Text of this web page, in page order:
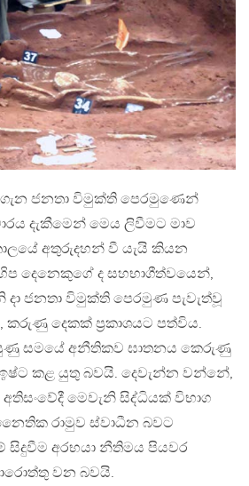
ජනතා විමුක්ති පෙරමුණෙන්
දැකීමෙන් මෙය ලිවීමට මාව
අතුරුදහන් වී යැයි කියන
දෙනෙකුගේ ද සහභාගීත්වයෙන්,
දා ජනතා විමුක්ති පෙරමුණ පැවැත්වූ
කරුණු දෙකක් ප‍්‍රකාශයට පත්විය.
සමයේ අනීතිකව ඝාතනය කෙරුණු
කළ යුතු බවයි. දෙවැන්න වන්නේ,
මෙවැනි සිද්ධියක් විභාග
රාමුව ස්වාධීන බවට
සිදුවීම අරභයා නීතිමය පියවර
වන බවයි.